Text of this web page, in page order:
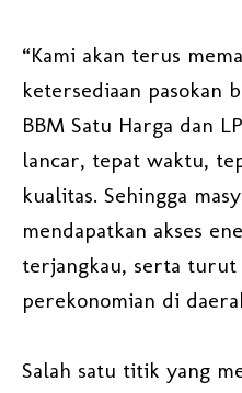
“Kami akan terus
ketersediaan pasokan
BBM Satu Harga dan
lancar, tepat waktu,
kualitas. Sehingga
mendapatkan akses
terjangkau, serta turut
perekonomian di
Salah satu titik yang